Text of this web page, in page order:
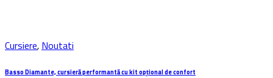
Cursiere, Noutati
Basso Diamante, cursieră performantă cu kit opțional de confort